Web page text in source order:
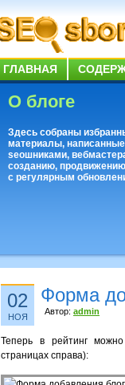
ГЛАВНАЯ
О блоге
Здесь собраны
материалы,
seoшниками,
созданию,
с регулярным
02
НОЯ
Форма
Автор: admin
Теперь в рейтинг
страницах справа):